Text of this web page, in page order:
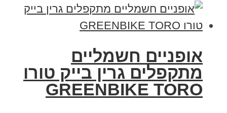
אופניים חשמליים
מתקפלים גרין בייק טורו
GREENBIKE TORO